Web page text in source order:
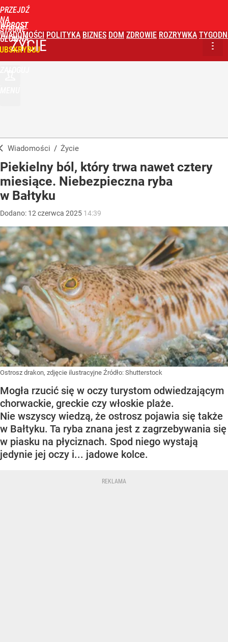
PRZEJDŹ
NA
STRONĘ
GŁÓWNĄ
WPROST
WIADOMOŚCI POLITYKA BIZNES DOM ZDROWIE ROZRYWKA
ŻYCIE
Wiadomości / Życie
Piekielny ból, który trwa nawet cztery
miesiące. Niebezpieczna ryba
w Bałtyku
Dodano: 12 czerwca 2025 14:39
Ostrosz drakon, zdjęcie ilustracyjne Źródło: Shutterstock
Mogła rzucić się w oczy turystom odwiedzającym
chorwackie, greckie czy włoskie plaże.
Nie wszyscy wiedzą, że ostrosz pojawia się także
w Bałtyku. Ta ryba znana jest z zagrzebywania się
w piasku na płyciznach. Spod niego wystają
jedynie jej oczy i... jadowe kolce.